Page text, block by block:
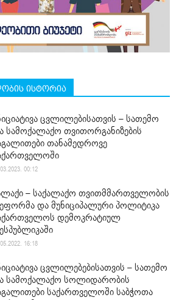
ისტორია
ცვლილებისათვის – სათემო
სამოქალაქო თვითორგანიზების
თანამედროვე
00:12
– საქალაქო თვითმმართველობის
და მუნიციპალური პოლიტიკა
დემოკრატიულ
16:18
ცვლილებებისათვის – სათემო
სამოქალაქო სოლიდარობის
საქართველოში საბჭოთა